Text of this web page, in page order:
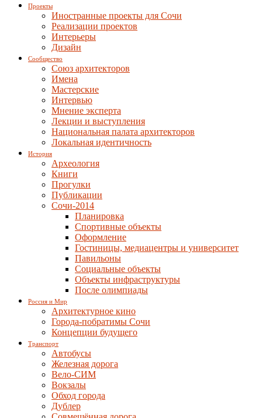
Проекты
Иностранные проекты для Сочи
Реализации проектов
Интерьеры
Дизайн
Сообщество
Союз архитекторов
Имена
Мастерские
Интервью
Мнение эксперта
Лекции и выступления
Национальная палата архитекторов
Локальная идентичность
История
Археология
Книги
Прогулки
Публикации
Сочи-2014
Планировка
Спортивные объекты
Оформление
Гостиницы, медиацентры и университет
Павильоны
Социальные объекты
Объекты инфраструктуры
После олимпиады
Россия и Мир
Архитектурное кино
Города-побратимы Сочи
Концепции будущего
Транспорт
Автобусы
Железная дорога
Вело-СИМ
Вокзалы
Обход города
Дублер